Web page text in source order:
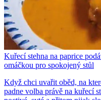
Kuřecí stehna na paprice
omáčkou pro spokojený stůl
Když chci uvařit oběd, na
padne volba právě na kuřecí